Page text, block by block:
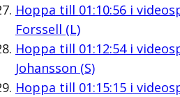
Hoppa till 01:10:56i
Forssell (L)
Hoppa till 01:12:54i
Johansson (S)
Hoppa till 01:15:15i